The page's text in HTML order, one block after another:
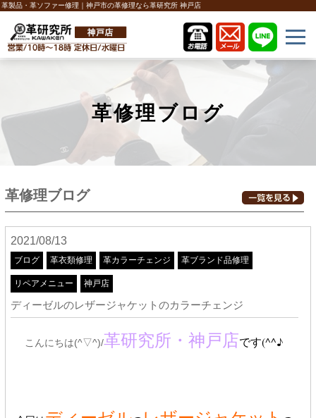
革製品・革ソファー修理｜神戸市の革修理なら革研究所 神戸店
革修理ブログ
革修理ブログ
2021/08/13
ブログ 革衣類修理 革カラーチェンジ 革ブランド品修理
リペアメニュー 神戸店
ディーゼルのレザージャケットのカラーチェンジ
こんにちは(^▽^)/革研究所・神戸店です(^^♪